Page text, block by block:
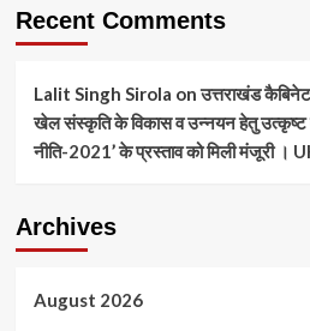
Recent Comments
Lalit Singh Sirola onउत्तराखंड
खेल संस्कृति के विकास व उन्नयन हेतु उत्कृष्ट
नीति-2021’ के प्रस्ताव को मिली मंजूरी
Archives
August 2026